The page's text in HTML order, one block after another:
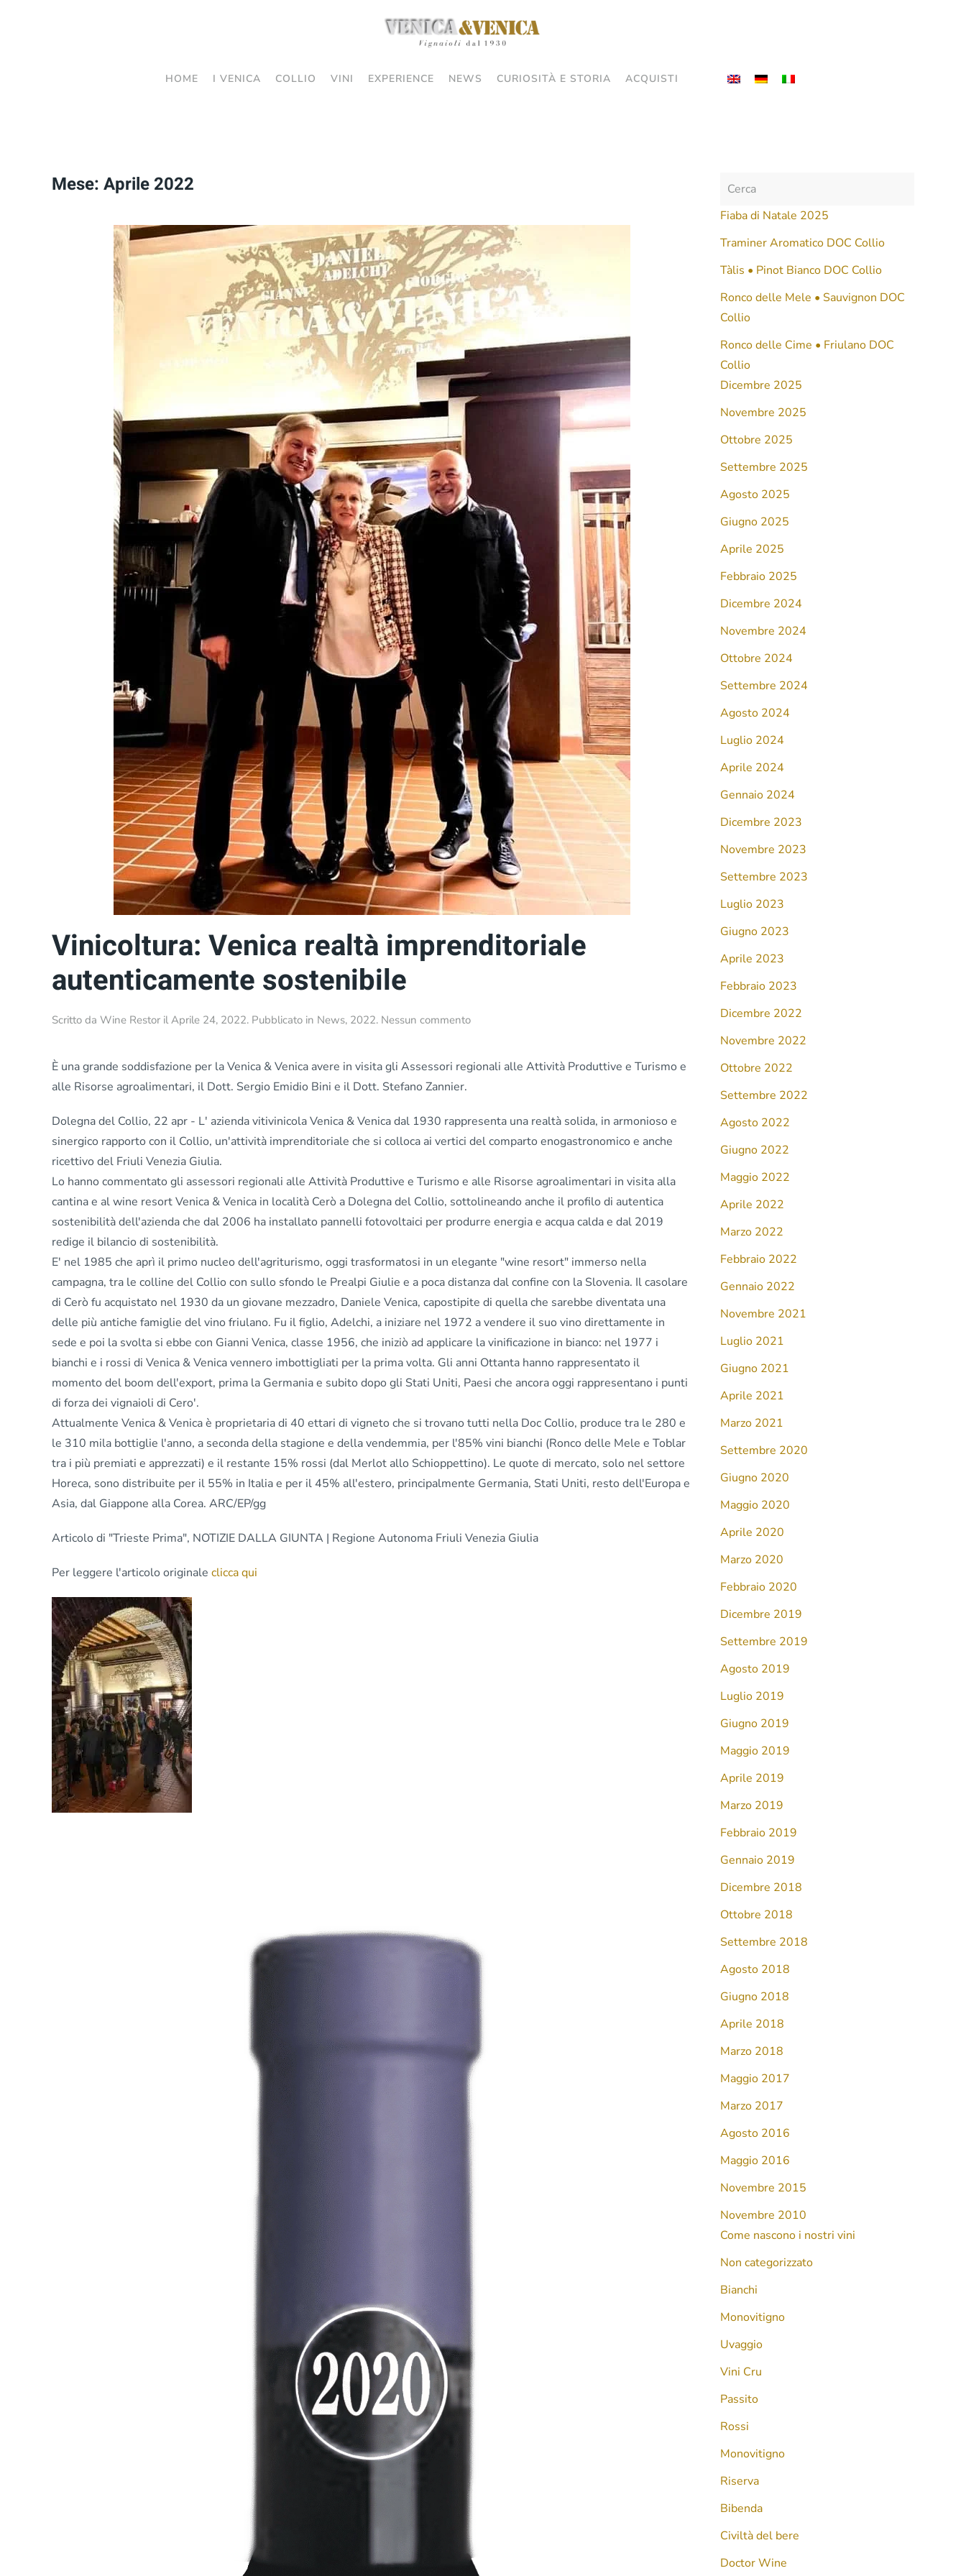
HOME I VENICA COLLIO VINI EXPERIENCE NEWS CURIOSITÀ E STORIA ACQUISTI
Mese: Aprile 2022
Vinicoltura: Venica realtà imprenditoriale
autenticamente sostenibile
Scritto da Wine Restor ilAprile 24, 2022. Pubblicato in News, 2022. Nessun commentosu
realtà
È una grande soddisfazione per la Venica & Venica avere in visita gli Assessori regionali alle Attività Produttive e Turismo e
alle Risorse agroalimentari, il Dott. Sergio Emidio Bini e il Dott. Stefano Zannier.
Dolegna del Collio, 22 apr - L' azienda vitivinicola Venica & Venica dal 1930 rappresenta una realtà solida, in armonioso e
sinergico rapporto con il Collio, un'attività imprenditoriale che si colloca ai vertici del comparto enogastronomico e anche
ricettivo del Friuli Venezia Giulia.
Lo hanno commentato gli assessori regionali alle Attività Produttive e Turismo e alle Risorse agroalimentari in visita alla
cantina e al wine resort Venica & Venica in località Cerò a Dolegna del Collio, sottolineando anche il profilo di autentica
sostenibilità dell'azienda che dal 2006 ha installato pannelli fotovoltaici per produrre energia e acqua calda e dal 2019
redige il bilancio di sostenibilità.
E' nel 1985 che aprì il primo nucleo dell'agriturismo, oggi trasformatosi in un elegante "wine resort" immerso nella
campagna, tra le colline del Collio con sullo sfondo le Prealpi Giulie e a poca distanza dal confine con la Slovenia. Il casolare
di Cerò fu acquistato nel 1930 da un giovane mezzadro, Daniele Venica, capostipite di quella che sarebbe diventata una
delle più antiche famiglie del vino friulano. Fu il figlio, Adelchi, a iniziare nel 1972 a vendere il suo vino direttamente in
sede e poi la svolta si ebbe con Gianni Venica, classe 1956, che iniziò ad applicare la vinificazione in bianco: nel 1977 i
bianchi e i rossi di Venica & Venica vennero imbottigliati per la prima volta. Gli anni Ottanta hanno rappresentato il
momento del boom dell'export, prima la Germania e subito dopo gli Stati Uniti, Paesi che ancora oggi rappresentano i punti
di forza dei vignaioli di Cero'.
Attualmente Venica & Venica è proprietaria di 40 ettari di vigneto che si trovano tutti nella Doc Collio, produce tra le 280 e
le 310 mila bottiglie l'anno, a seconda della stagione e della vendemmia, per l'85% vini bianchi (Ronco delle Mele e Toblar
tra i più premiati e apprezzati) e il restante 15% rossi (dal Merlot allo Schioppettino). Le quote di mercato, solo nel settore
Horeca, sono distribuite per il 55% in Italia e per il 45% all'estero, principalmente Germania, Stati Uniti, resto dell'Europa e
Asia, dal Giappone alla Corea. ARC/EP/gg
Articolo di "Trieste Prima", NOTIZIE DALLA GIUNTA | Regione Autonoma Friuli Venezia Giulia
Per leggere l'articolo originale clicca qui
Fiaba di Natale 2025
Traminer Aromatico DOC Collio
Tàlis • Pinot Bianco DOC Collio
Ronco delle Mele • Sauvignon DOC
Collio
Ronco delle Cime • Friulano DOC
Collio
Dicembre 2025
Novembre 2025
Ottobre 2025
Settembre 2025
Agosto 2025
Giugno 2025
Aprile 2025
Febbraio 2025
Dicembre 2024
Novembre 2024
Ottobre 2024
Settembre 2024
Agosto 2024
Luglio 2024
Aprile 2024
Gennaio 2024
Dicembre 2023
Novembre 2023
Settembre 2023
Luglio 2023
Giugno 2023
Aprile 2023
Febbraio 2023
Dicembre 2022
Novembre 2022
Ottobre 2022
Settembre 2022
Agosto 2022
Giugno 2022
Maggio 2022
Aprile 2022
Marzo 2022
Febbraio 2022
Gennaio 2022
Novembre 2021
Luglio 2021
Giugno 2021
Aprile 2021
Marzo 2021
Settembre 2020
Giugno 2020
Maggio 2020
Aprile 2020
Marzo 2020
Febbraio 2020
Dicembre 2019
Settembre 2019
Agosto 2019
Luglio 2019
Giugno 2019
Maggio 2019
Aprile 2019
Marzo 2019
Febbraio 2019
Gennaio 2019
Dicembre 2018
Ottobre 2018
Settembre 2018
Agosto 2018
Giugno 2018
Aprile 2018
Marzo 2018
Maggio 2017
Marzo 2017
Agosto 2016
Maggio 2016
Novembre 2015
Novembre 2010
Come nascono i nostri vini
Non categorizzato
Bianchi
Monovitigno
Uvaggio
Vini Cru
Passito
Rossi
Monovitigno
Riserva
Bibenda
Civiltà del bere
Doctor Wine